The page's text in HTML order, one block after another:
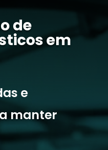
de
em
e
manter